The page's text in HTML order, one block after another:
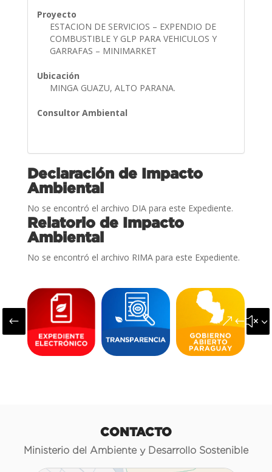
Proyecto
ESTACION DE SERVICIOS – EXPENDIO DE
COMBUSTIBLE Y GLP PARA VEHICULOS Y
GARRAFAS – MINIMARKET
Ubicación
MINGA GUAZU, ALTO PARANA.
Consultor Ambiental
Declaración de Impacto
Ambiental
No se encontró el archivo DIA para este Expediente.
Relatorio de Impacto
Ambiental
No se encontró el archivo RIMA para este Expediente.
#
CONTACTO
Ministerio del Ambiente y Desarrollo Sostenible